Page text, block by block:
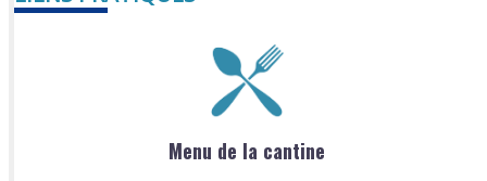
Menu de la cantine